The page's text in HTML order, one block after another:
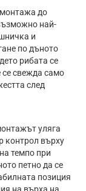
монтажа до
най-
и
по дъното
рибата се
се свежда само
след
уляга
контрол върху
темпо при
петно да се
позиция